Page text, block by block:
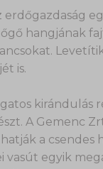
hangjának
Levetítik
is.
kirándulás
A Gemenc
a csendes
vasút egyik